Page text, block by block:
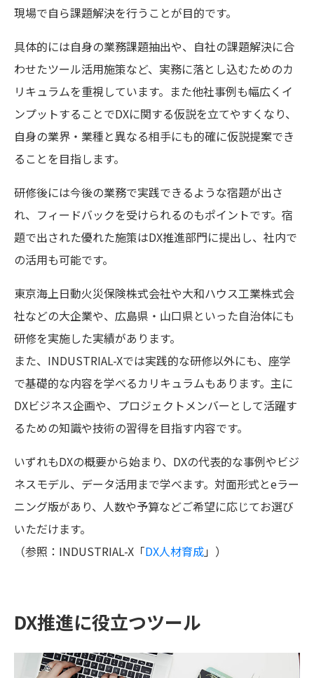
現場で自ら課題解決を行うことが目的です。
具体的には自身の業務課題抽出や、自社の課題解決に合
わせたツール活用施策など、実務に落とし込むためのカ
リキュラムを重視しています。また他社事例も幅広くイ
ンプットすることでDXに関する仮説を立てやすくなり、
自身の業界・業種と異なる相手にも的確に仮説提案でき
ることを目指します。
研修後には今後の業務で実践できるような宿題が出さ
れ、フィードバックを受けられるのもポイントです。宿
題で出された優れた施策はDX推進部門に提出し、社内で
の活用も可能です。
東京海上日動火災保険株式会社や大和ハウス工業株式会
社などの大企業や、広島県・山口県といった自治体にも
研修を実施した実績があります。
また、INDUSTRIAL-Xでは実践的な研修以外にも、座学
で基礎的な内容を学べるカリキュラムもあります。主に
DXビジネス企画や、プロジェクトメンバーとして活躍す
るための知識や技術の習得を目指す内容です。
いずれもDXの概要から始まり、DXの代表的な事例やビジ
ネスモデル、データ活用まで学べます。対面形式とeラー
ニング版があり、人数や予算などご希望に応じてお選び
いただけます。
（参照：INDUSTRIAL-X「DX人材育成」）
DX推進に役立つツール